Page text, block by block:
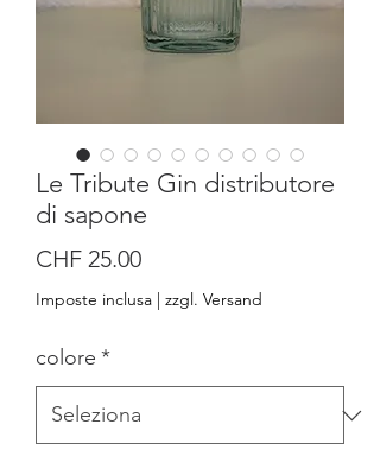
Le Tribute Gin distributore
di sapone
CHF 25.00Prezzo
Imposte inclusa | zzgl. Versand
colore *